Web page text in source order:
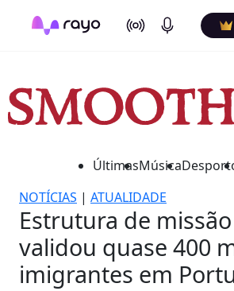
On Air Podcasts
ÚltimasMúsica
NOTÍCIAS | ATUALIDADE
Estrutura de
validou quase 400
imigrantes em